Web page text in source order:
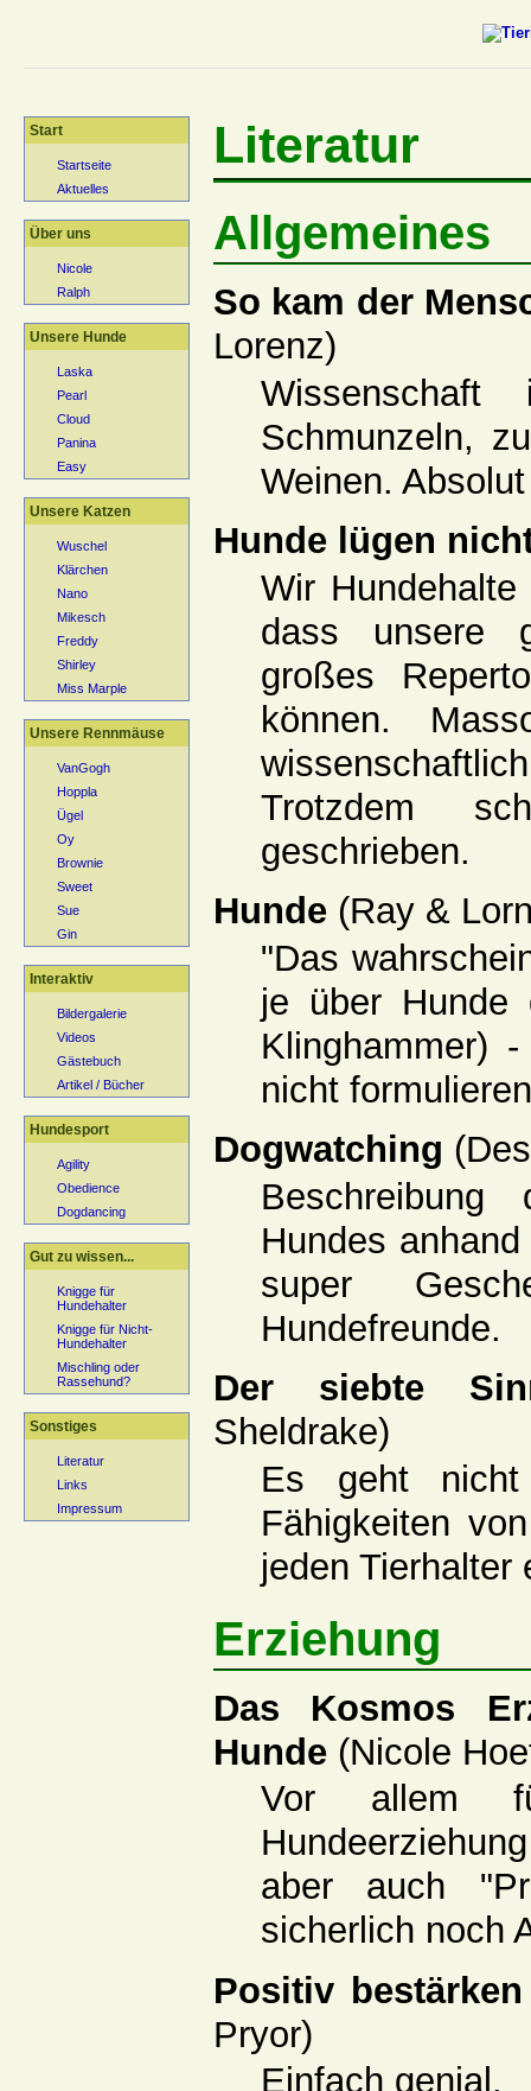
Start
Startseite
Aktuelles
Über uns
Nicole
Ralph
Unsere Hunde
Laska
Pearl
Cloud
Panina
Easy
Unsere Katzen
Wuschel
Klärchen
Nano
Mikesch
Freddy
Shirley
Miss Marple
Unsere Rennmäuse
VanGogh
Hoppla
Ügel
Oy
Brownie
Sweet
Sue
Gin
Interaktiv
Bildergalerie
Videos
Gästebuch
Artikel / Bücher
Hundesport
Agility
Obedience
Dogdancing
Gut zu wissen...
Knigge für
Hundehalter
Knigge für Nicht-
Hundehalter
Mischling oder
Rassehund?
Sonstiges
Literatur
Links
Impressum
Literatur
Allgemeines
So kam der
Lorenz)
Schmunzeln,
Weinen.
Hunde lügen
Wir
dass unsere
großes
können.
Trotzdem
geschrieben.
Hunde (Ray &
"Das
je über Hunde
Klinghammer)
nicht
Dogwatching
Beschreibung
Hundes
super
Hundefreunde.
Der siebte
Sheldrake)
Es geht
Fähigkeiten
jeden Tierhalter
Erziehung
Das Kosmos
Hunde (Nicole
Vor allem
aber auch
sicherlich noch
Positiv
Pryor)
Einfach genial.